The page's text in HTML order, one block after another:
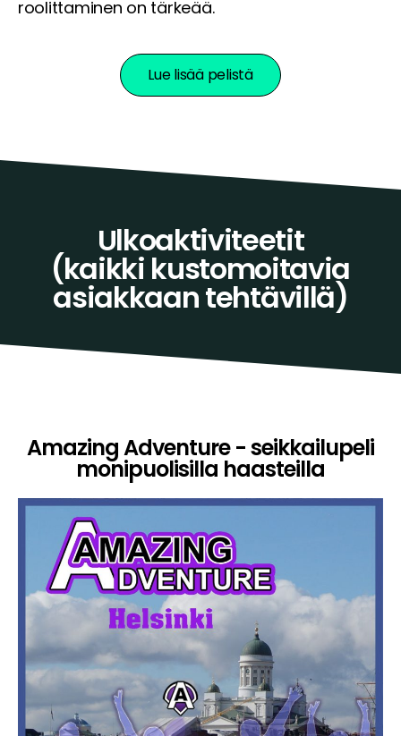
roolittaminen on tärkeää.
Lue lisää pelistä
Ulkoaktiviteetit
(kaikki kustomoitavia
asiakkaan tehtävillä)
Amazing Adventure - seikkailupeli
monipuolisilla haasteilla